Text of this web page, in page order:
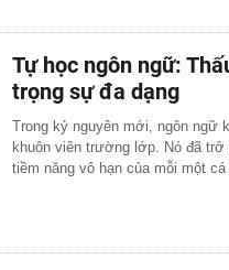
Tự học ngôn ngữ:
trọng sự đa dạng
Trong kỷ nguyên mới, ngôn ngữ
khuôn viên trường lớp. Nó đã
tiềm năng vô hạn của mỗi một